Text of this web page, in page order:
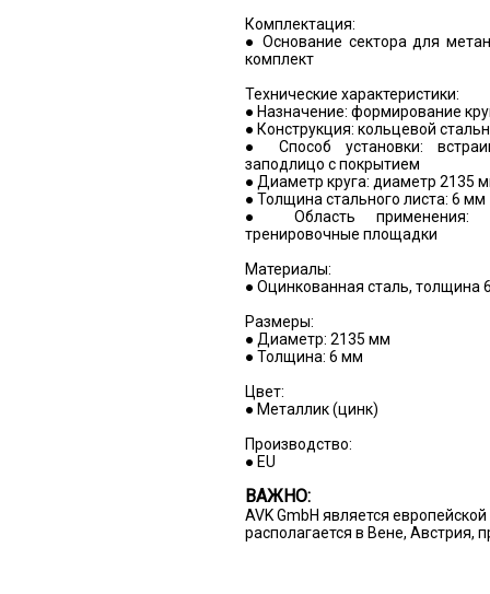
Комплектация:
● Основание сектора для
комплект
Технические характеристики:
● Назначение: формирование
● Конструкция: кольцевой
● Способ установки:
заподлицо с покрытием
● Диаметр круга: диаметр 2135
● Толщина стального листа: 6 мм
● Область применения:
тренировочные площадки
Материалы:
● Оцинкованная сталь, толщина
Размеры:
● Диаметр: 2135 мм
● Толщина: 6 мм
Цвет:
● Металлик (цинк)
Производство:
● EU
ВАЖНО:
AVK GmbH является
располагается в Вене, Австрия,